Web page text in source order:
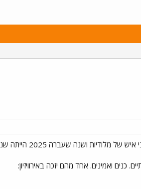
טוב אז השנה 2026
ואמינים. אחד מהם יזכה באירוויזיון: